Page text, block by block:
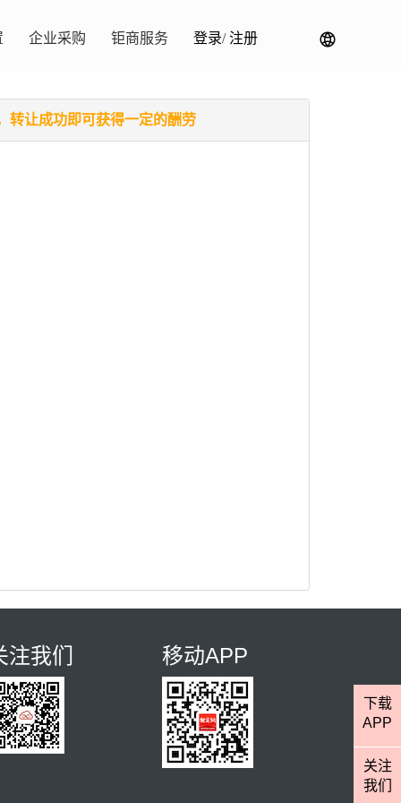
企业采购 钜商服务 登录/注册
下载
APP
关注
我们
转让成功即可获得一定的酬劳
注我们 移动APP